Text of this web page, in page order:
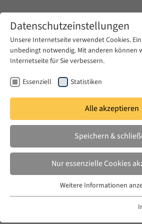
Zum Hauptinhalt springen
2021/ 2022
Sara Mourad
Confide in Me: Feminism and
Female Subject
Datenschutzeinstellungen
Unsere Internetseite verwendet Cookies.
unbedingt notwendig. Mit anderen können
Internetseite für Sie verbessern.
Essenziell Statistiken
Alle akzeptieren
Speichern &
Nur essenzielle Cookies
Essenzielle Cookies werden für
Weitere Informationen